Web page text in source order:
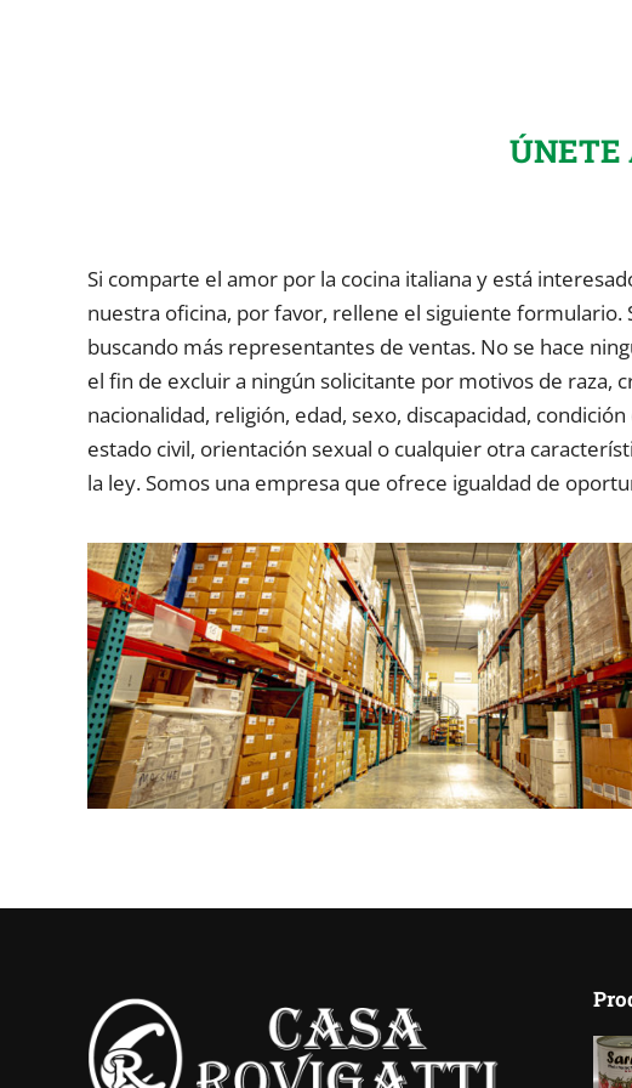
ÚNETE
Si comparte el amor por la cocina italiana y está
nuestra oficina, por favor, rellene el siguiente formulario.
buscando más representantes de ventas. No se hace
el fin de excluir a ningún solicitante por motivos de raza,
nacionalidad, religión, edad, sexo, discapacidad,
estado civil, orientación sexual o cualquier otra
la ley. Somos una empresa que ofrece igualdad de